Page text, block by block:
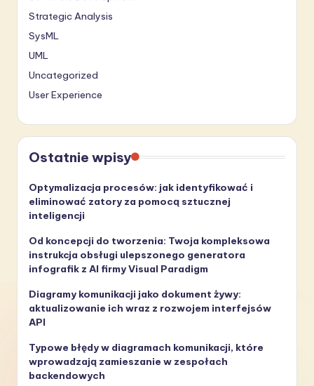
Strategic Analysis
SysML
UML
Uncategorized
User Experience
Ostatnie wpisy
Optymalizacja procesów: jak identyfikować i
eliminować zatory za pomocą sztucznej
inteligencji
Od koncepcji do tworzenia: Twoja kompleksowa
instrukcja obsługi ulepszonego generatora
infografik z AI firmy Visual Paradigm
Diagramy komunikacji jako dokument żywy:
aktualizowanie ich wraz z rozwojem interfejsów
API
Typowe błędy w diagramach komunikacji, które
wprowadzają zamieszanie w zespołach
backendowych